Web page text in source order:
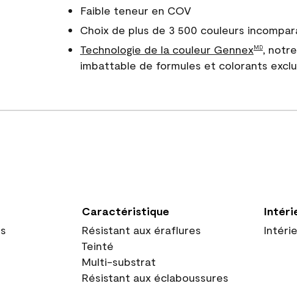
Faible teneur en COV
Choix de plus de 3 500 couleurs
Technologie de la couleur GennexMD,
imbattable de formules et colorants
Caractéristique
Résistant aux éraflures
Teinté
Multi-substrat
Résistant aux éclaboussures